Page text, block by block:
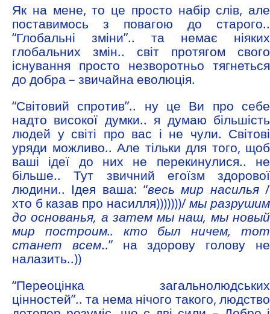
Як на мене, то це просто набір слів, але
поставимось з повагою до старого..
“Глобальні зміни”.. та немає ніяких
глобальних змін.. світ протягом свого
існування просто незворотньо тягнеться
до добра – звичайна еволюція.
“Світовий спротив”.. ну це Ви про себе
надто високої думки.. я думаю більшість
людей у світі про вас і не чули. Світові
уряди можливо.. Але тільки для того, щоб
ваші ідеї до них не перекинулися.. не
більше.. Тут звичний егоїзм здорової
людини.. Ідея ваша: “весь мир насилья/
хто б казав про насилля)))))))/мы разрушим
до основанья, а затем мы наш, мы новый
мир построим.. кто был ничем, тот
станет всем..” на здорову голову не
налазить..))
“Переоцінка загальнолюдських
цінностей”.. та нема нічого такого, людство